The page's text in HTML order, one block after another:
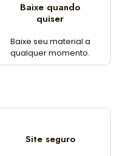
Baixe quando
quiser
Baixe seu material a
qualquer momento.
Site seguro